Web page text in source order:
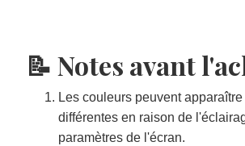
📝 Notes avant
Les couleurs peuvent
différentes en raison de
paramètres de l'écran.